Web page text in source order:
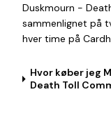
Duskmourn -
sammenlignet på
hver time på
Hvor køber jeg
Death Toll